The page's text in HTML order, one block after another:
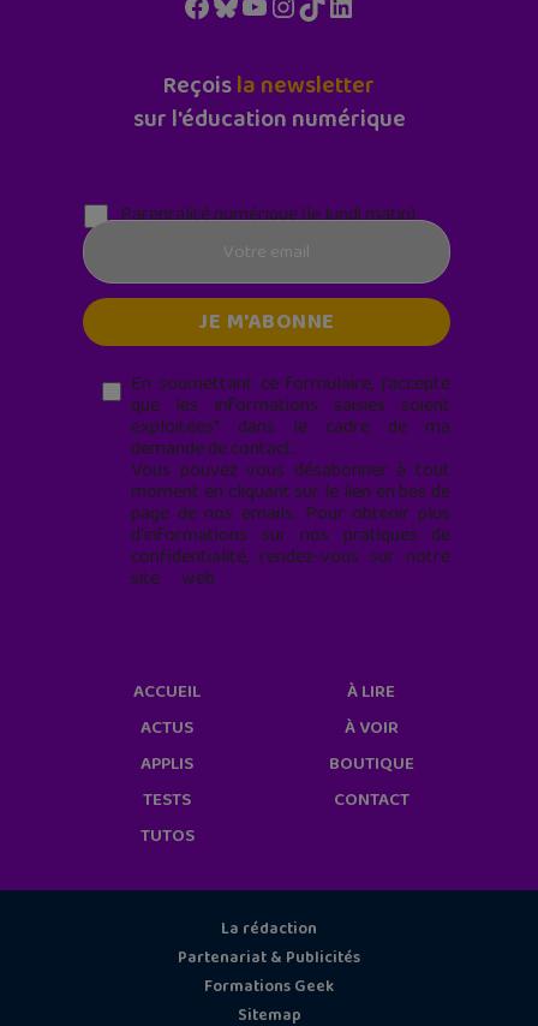
Reçoisla newsletter
sur l'éducation numérique
Parentalité numérique (le lundi matin)
En soumettant ce formulaire, j’accepte
que les informations saisies soient
exploitées* dans le cadre de ma
demande de contact.
Vous pouvez vous désabonner à tout
moment en cliquant sur le lien en bas de
page de nos emails. Pour obtenir plus
d'informations sur nos pratiques de
confidentialité, rendez-vous sur notre
site web
ACCUEIL
ACTUS
APPLIS
TESTS
TUTOS
À LIRE
À VOIR
BOUTIQUE
CONTACT
La rédaction
Partenariat & Publicités
Formations Geek
Sitemap